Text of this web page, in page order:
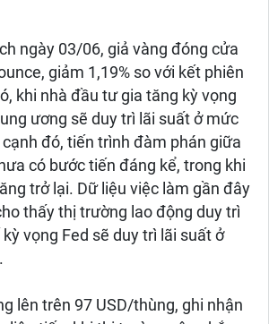
ngày 03/06, giả vàng đóng cửa
giảm 1,19% so với kết phiên
khi nhà đầu tư gia tăng kỳ vọng
ương sẽ duy trì lãi suất ở mức
đó, tiến trình đàm phán giữa
có bước tiến đáng kể, trong khi
trở lại. Dữ liệu việc làm gần đây
thấy thị trường lao động duy trì
vọng Fed sẽ duy trì lãi suất ở
lên trên 97 USD/thùng, ghi nhận